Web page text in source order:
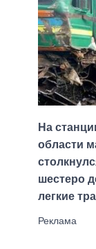
На
области
шестеро
легкие